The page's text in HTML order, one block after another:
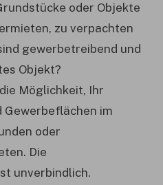
oder Objekte
zu verpachten
gewerbetreibend und
Objekt?
Möglichkeit, Ihr
Gewerbeflächen im
oder
Die
unverbindlich.